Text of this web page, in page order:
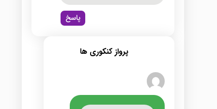
پاسخ
پرواز کنکوری ها